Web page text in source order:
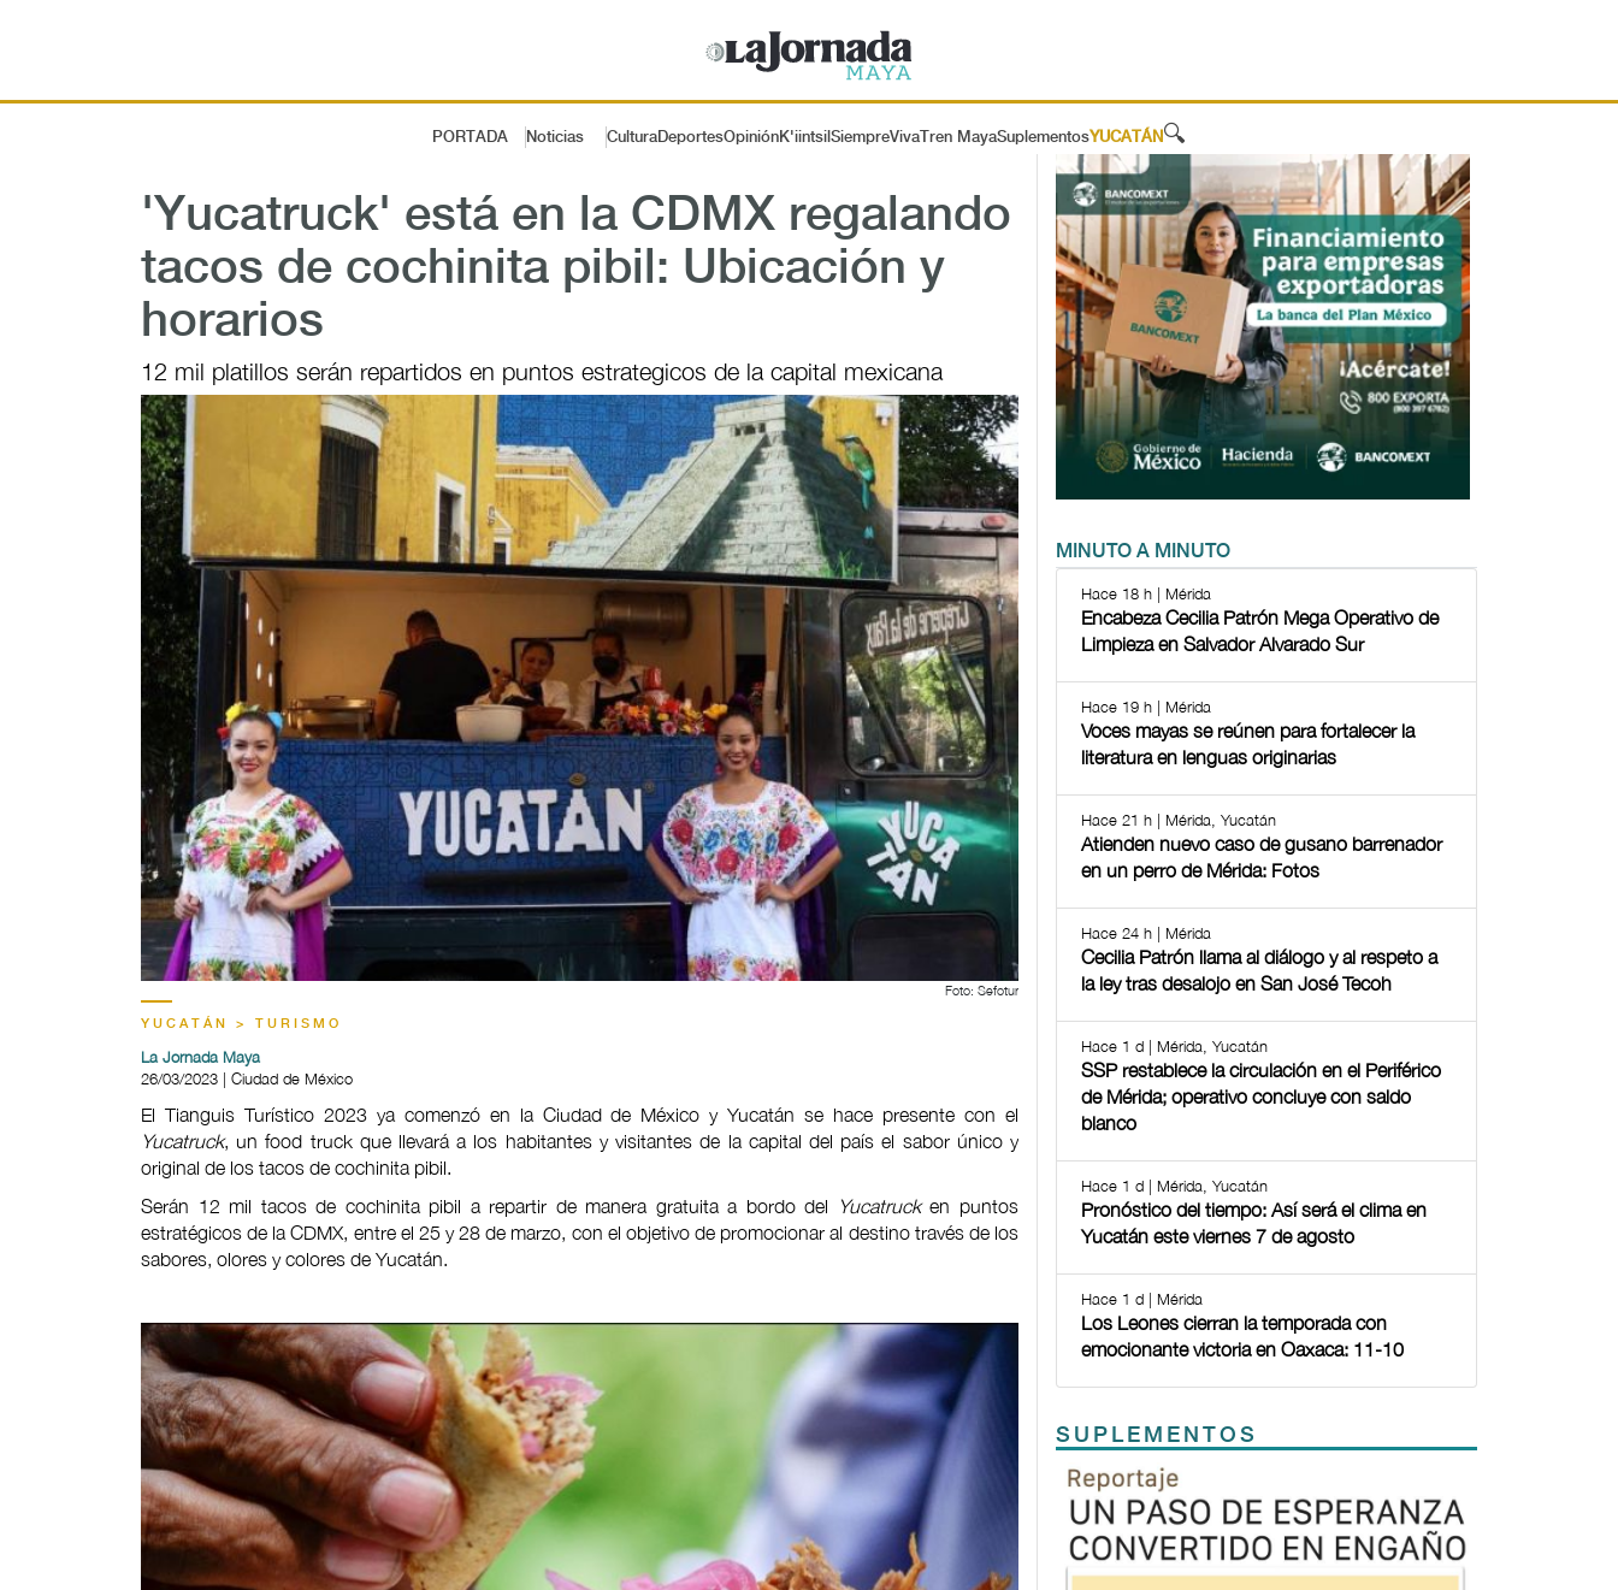
PORTADA Noticias CulturaDeportesOpiniónK'iintsil SiempreViva Tren MayaSuplementosYUCATÁN 🔍
'Yucatruck' está en la CDMX regalando
tacos de cochinita pibil: Ubicación y
horarios
12 mil platillos serán repartidos en puntos estrategicos de la capital mexicana
Foto: Sefotur
YUCATÁN > TURISMO
La Jornada Maya
26/03/2023 | Ciudad de México
El Tianguis Turístico 2023 ya comenzó en la Ciudad de México y Yucatán se hace presente con el
Yucatruck, un food truck que llevará a los habitantes y visitantes de la capital del país el sabor único y
original de los tacos de cochinita pibil.
Serán 12 mil tacos de cochinita pibil a repartir de manera gratuita a bordo del
Yucatrucken puntos
estratégicos de la CDMX, entre el 25 y 28 de marzo, con el objetivo de promocionar al destino través de los
sabores, olores y colores de Yucatán.
MINUTO A MINUTO
Hace 18 h | Mérida
Encabeza Cecilia Patrón Mega Operativo de
Limpieza en Salvador Alvarado Sur
Hace 19 h | Mérida
Voces mayas se reúnen para fortalecer la
literatura en lenguas originarias
Hace 21 h | Mérida, Yucatán
Atienden nuevo caso de gusano barrenador
en un perro de Mérida: Fotos
Hace 24 h | Mérida
Cecilia Patrón llama al diálogo y al respeto a
la ley tras desalojo en San José Tecoh
Hace 1 d | Mérida, Yucatán
SSP restablece la circulación en el Periférico
de Mérida; operativo concluye con saldo
blanco
Hace 1 d | Mérida, Yucatán
Pronóstico del tiempo: Así será el clima en
Yucatán este viernes 7 de agosto
Hace 1 d | Mérida
Los Leones cierran la temporada con
emocionante victoria en Oaxaca: 11-10
SUPLEMENTOS
Previous
TODOS LOS SUPLEMENTOS